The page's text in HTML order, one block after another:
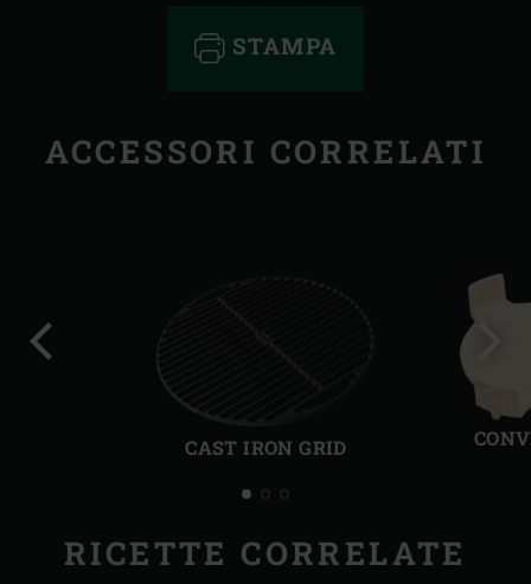
STAMPA
ACCESSORI CORRELATI
CAST IRON GRID
RICETTE CORRELATE